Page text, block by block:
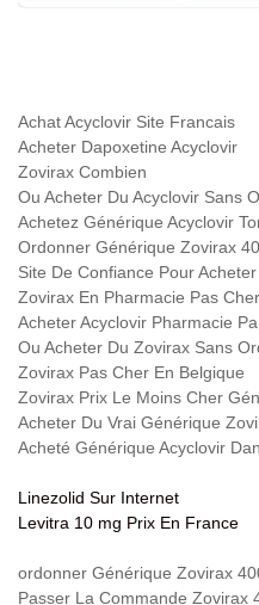
Achat Acyclovir Site Francais
Acheter Dapoxetine Acyclovir
Zovirax Combien
Ou Acheter Du Acyclovir Sans
Achetez Générique Acyclovir
Ordonner Générique Zovirax
Site De Confiance Pour
Zovirax En Pharmacie Pas Cher
Acheter Acyclovir Pharmacie
Ou Acheter Du Zovirax Sans
Zovirax Pas Cher En Belgique
Zovirax Prix Le Moins Cher
Acheter Du Vrai Générique
Acheté Générique Acyclovir
Linezolid Sur Internet
Levitra 10 mg Prix En France
ordonner Générique Zovirax
Passer La Commande Zovirax